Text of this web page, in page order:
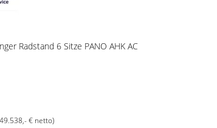
Radstand 6 Sitze PANO AHK AC
€ netto)